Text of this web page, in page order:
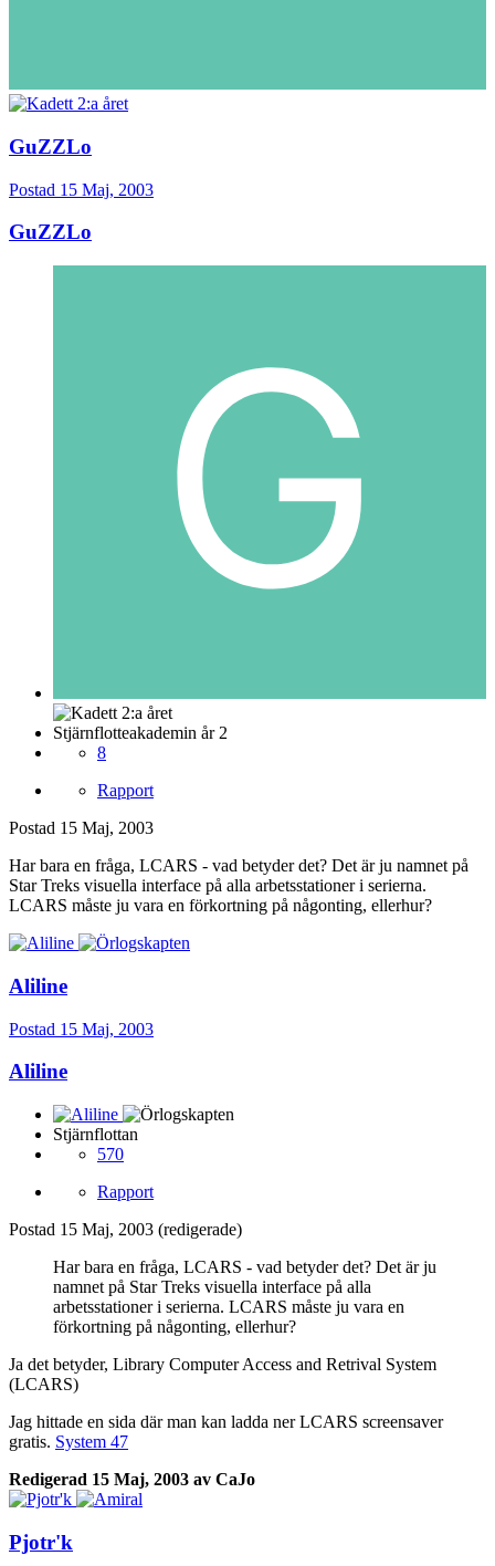
GuZZLo
Postad 15 Maj, 2003
GuZZLo
Stjärnflotteakademin år 2
8
Rapport
Postad 15 Maj, 2003
Har bara en fråga, LCARS - vad betyder det? Det är ju namnet på
Star Treks visuella interface på alla arbetsstationer i serierna.
LCARS måste ju vara en förkortning på någonting, ellerhur?
Aliline
Postad 15 Maj, 2003
Aliline
Stjärnflottan
570
Rapport
Postad 15 Maj, 2003 (redigerade)
Har bara en fråga, LCARS - vad betyder det? Det är ju
namnet på Star Treks visuella interface på alla
arbetsstationer i serierna. LCARS måste ju vara en
förkortning på någonting, ellerhur?
Ja det betyder, Library Computer Access and Retrival System
(LCARS)
Jag hittade en sida där man kan ladda ner LCARS screensaver
gratis. System 47
Redigerad 15 Maj, 2003 av CaJo
Pjotr'k